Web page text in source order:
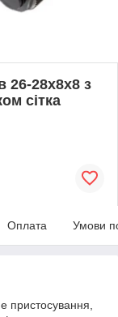
26-28х8х8 з
сітка
Оплата Умови
пристосування,